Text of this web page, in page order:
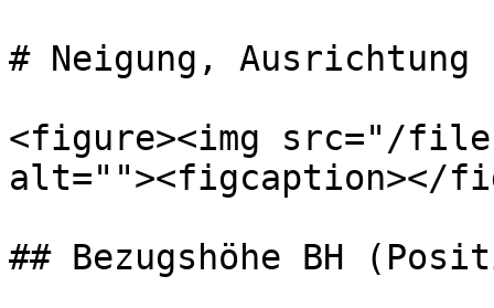
# Neigung, Ausrichtung
<figure><img src="/files/
alt=""><figcaption></
## Bezugshöhe BH